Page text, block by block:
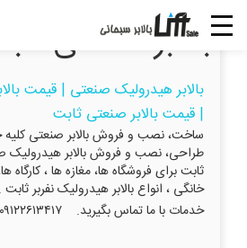
بالابر صنعتی ثابت
بالابر هیدرولیک صنعتی | قیمت
| قیمت بالابر صنعتی ثابت
ساخت، نصب و فروش بالابر صنعتی
طراحی، نصب و فروش بالابر هیدرولیک
ثابت برای فروشگاه ها، مغازه ها ، کارگاه
خانگی ، انواع بالابر هیدرولیک نفربر
خدمات با ما تماس بگیرید. ۰۹۱۲۲۶۱۳۴۱۷ &nb